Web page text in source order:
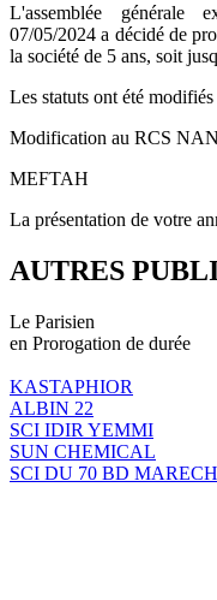
L'assemblée générale
07/05/2024 a décidé de
la société de 5 ans, soit
Les statuts ont été
Modification au RCS
MEFTAH
La présentation de votre
AUTRES
Le Parisien
en Prorogation de durée
KASTAPHIOR
ALBIN 22
SCI IDIR YEMMI
SUN CHEMICAL
SCI DU 70 BD